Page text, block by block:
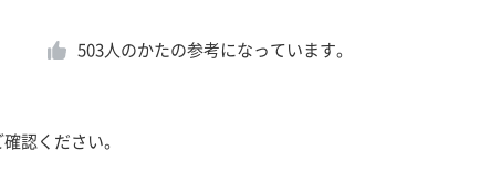
503人のかたの参考になっています。
認ください。